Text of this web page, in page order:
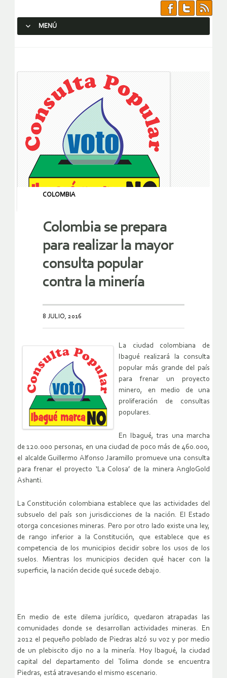
MENÚ
COLOMBIA
Colombia se prepara
para realizar la mayor
consulta popular
contra la minería
8 JULIO, 2016
La ciudad colombiana de
Ibagué realizará la consulta
popular más grande del país
para frenar un proyecto
minero, en medio de una
proliferación de consultas
populares.
En Ibagué, tras una marcha
de 120.000 personas, en una ciudad de poco más de 460.000,
el alcalde Guillermo Alfonso Jaramillo promueve una consulta
para frenar el proyecto ‘La Colosa’ de la minera AngloGold
Ashanti.
La Constitución colombiana establece que las actividades del
subsuelo del país son jurisdicciones de la nación. El Estado
otorga concesiones mineras. Pero por otro lado existe una ley,
de rango inferior a la Constitución, que establece que es
competencia de los municipios decidir sobre los usos de los
suelos. Mientras los municipios deciden qué hacer con la
superficie, la nación decide qué sucede debajo.
En medio de este dilema jurídico, quedaron atrapadas las
comunidades donde se desarrollan actividades mineras. En
2012 el pequeño poblado de Piedras alzó su voz y por medio
de un plebiscito dijo no a la minería. Hoy Ibagué, la ciudad
capital del departamento del Tolima donde se encuentra
Piedras, está atravesando el mismo escenario.